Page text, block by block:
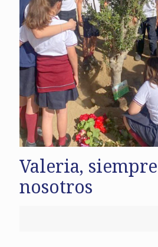
Valeria,
nosotros